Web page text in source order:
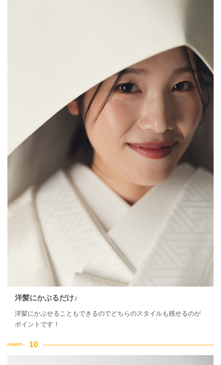
洋髪にかぶるだけ♪
洋髪にかぶせることもできるのでどちらのスタイルも残せるのが
ポイントです！